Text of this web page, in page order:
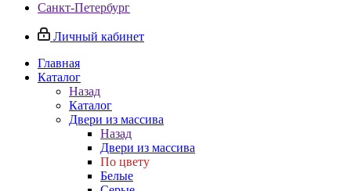
Санкт-Петербург
Личный кабинет
Главная
Каталог
Назад
Каталог
Двери из массива
Назад
Двери из массива
По цвету
Белые